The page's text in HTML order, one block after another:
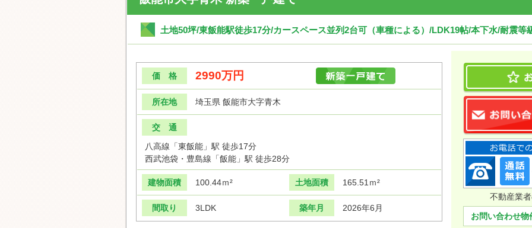
土地50坪/東飯能駅徒歩17分/カースペース並列2台可（車種による）/LDK19帖/本下水/耐震等
価 格 2990万円
所在地 埼玉県 飯能市大字青木
交 通
八高線「東飯能」駅 徒歩17分
西武池袋・豊島線「飯能」駅 徒歩28分
建物面積 100.44ｍ² 土地面積 165.51ｍ²
間取り 3LDK 築年月 2026年6月
不動産業
お問い合わせ物